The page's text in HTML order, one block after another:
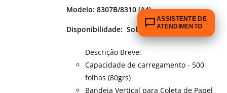
Modelo: 8307B/8310 (A4)
Disponibilidade: Sob encomenda
Descrição Breve:
Capacidade de carregamento - 500
folhas (80grs)
Bandeja Vertical para Coleta de Papel
ASSISTENTE DE
ATENDIMENTO